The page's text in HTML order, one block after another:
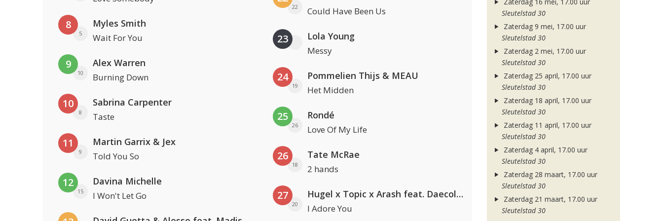
8
5
Myles Smith
Wait For You
9
10
Alex Warren
Burning Down
10
8
Sabrina Carpenter
Taste
11
9
Martin Garrix & Jex
Told You So
12
15
Davina Michelle
I Won't Let Go
22 Could Have Been Us
23 Lola Young
Messy
24
19
Pommelien Thijs & MEAU
Het Midden
25
26
Rondé
Love Of My Life
26
18
Tate McRae
2 hands
27
20
Hugel x Topic x Arash feat. Daecolm
I Adore You
Sleutelstad 30
Zaterdag 9 mei, 17.00 uur
Sleutelstad 30
Zaterdag 2 mei, 17.00 uur
Sleutelstad 30
Zaterdag 25 april, 17.00 uur
Sleutelstad 30
Zaterdag 18 april, 17.00 uur
Sleutelstad 30
Zaterdag 11 april, 17.00 uur
Sleutelstad 30
Zaterdag 4 april, 17.00 uur
Sleutelstad 30
Zaterdag 28 maart, 17.00 uur
Sleutelstad 30
Zaterdag 21 maart, 17.00 uur
Sleutelstad 30